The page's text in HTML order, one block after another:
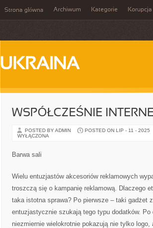
Strona główna Archiwum Kategorie Korupcja
UKRAINA
WSPÓŁCZEŚNIE
POSTED BY ADMIN POSTED ON LIP - 11 - 2025
WYŁĄCZONA
Barwa sali
Wielu entuzjastów akcesoriów reklamowych
troszczą się o kampanię reklamową. Dlaczego
taka istotna sprawa? Po pierwsze – taki gadżet
entuzjastycznie szukają tego typu dodatków. Po
niezmiernie wielokrotnie pokazują nie tylko